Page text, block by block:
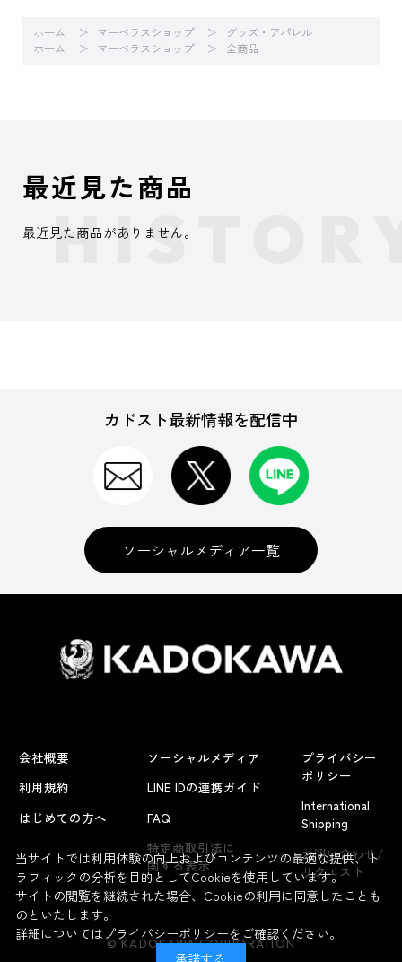
ホーム マーベラスショップ
グッズ・アパレル
ホーム
マーベラスショップ 全商品
よくあるお問い合わせ
最近見た商品
最近見た商品がありません。
カドスト最新情報を配信中
ソーシャルメディア一覧
会社概要
利用規約
はじめての方へ
ソーシャルメディア
LINE IDの連携ガイド
FAQ
特定商取引法に
関する表示
プライバシー
ポリシー
International
Shipping
お問い合わせ/
リクエスト
© KADOKAWA CORPORATION
当サイトでは利用体験の向上およびコンテンツの最適な提供、ト
ラフィックの分析を目的としてCookieを使用しています。
サイトの閲覧を継続された場合、Cookieの利用に同意したことも
のといたします。
詳細についてはプライバシーポリシーをご確認ください。